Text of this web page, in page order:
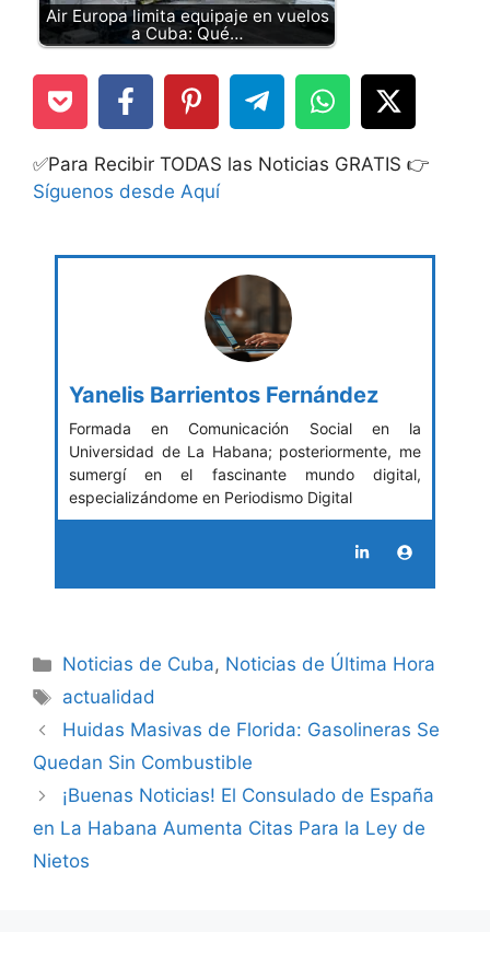
Air Europa limita equipaje en vuelos
a Cuba: Qué…
✅Para Recibir TODAS las Noticias GRATIS 👉
Síguenos desde Aquí
Yanelis Barrientos Fernández
Formada en Comunicación Social en la
Universidad de La Habana; posteriormente, me
sumergí en el fascinante mundo digital,
especializándome en Periodismo Digital
Categories
Noticias de Cuba, Noticias de Última Hora
Tags
actualidad
Huidas Masivas de Florida: Gasolineras Se
Quedan Sin Combustible
¡Buenas Noticias! El Consulado de España
en La Habana Aumenta Citas Para la Ley de
Nietos